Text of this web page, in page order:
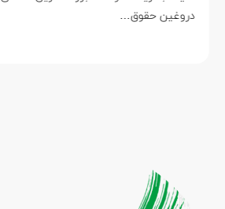
دروغین حقوق…